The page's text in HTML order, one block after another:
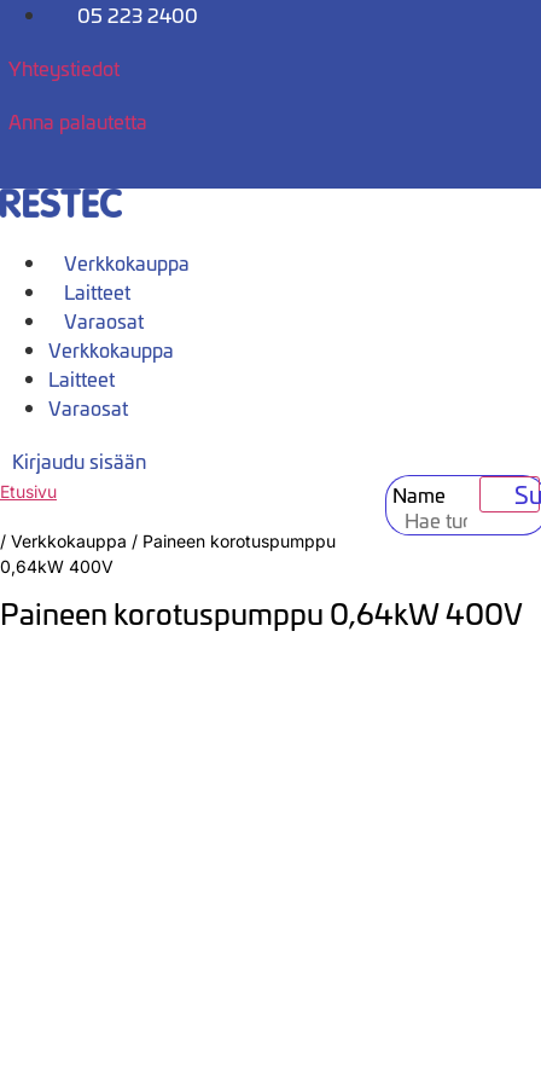
Mene
05 223 2400
Yhteystiedot
Anna palautetta
Verkkokauppa
Laitteet
Varaosat
Verkkokauppa
Laitteet
Varaosat
Kirjaudu sisään
Name
Etusivu
/ Verkkokauppa / Paineen korotuspumppu
0,64kW 400V
Paineen korotuspumppu 0,64kW 400V